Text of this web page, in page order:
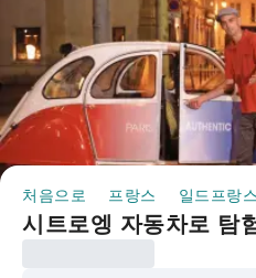
처음으로 프랑스 일드프랑스
시트로엥 자동차로 탐